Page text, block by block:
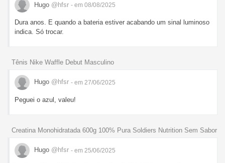
Hugo @hfsr - em 08/08/2025
Dura anos. E quando a bateria estiver acabando um sinal luminoso
indica. Só trocar.
Tênis Nike Waffle Debut Masculino
Hugo @hfsr - em 27/06/2025
Peguei o azul, valeu!
Creatina Monohidratada 600g 100% Pura Soldiers Nutrition Sem Sabor
Hugo @hfsr - em 25/06/2025